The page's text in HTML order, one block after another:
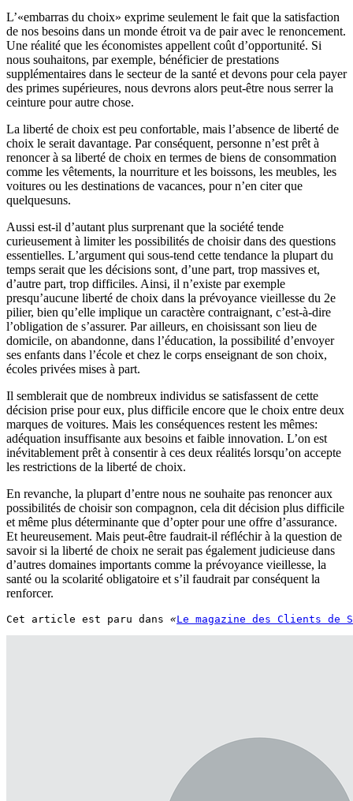
L’«embarras du choix» exprime seulement le fait que la satisfaction
de nos besoins dans un monde étroit va de pair avec le renoncement.
Une réalité que les économistes appellent coût d’opportunité. Si
nous souhaitons, par exemple, bénéficier de prestations
supplémentaires dans le secteur de la santé et devons pour cela payer
des primes supérieures, nous devrons alors peut-être nous serrer la
ceinture pour autre chose.
La liberté de choix est peu confortable, mais l’absence de liberté de
choix le serait davantage. Par conséquent, personne n’est prêt à
renoncer à sa liberté de choix en termes de biens de consommation
comme les vêtements, la nourriture et les boissons, les meubles, les
voitures ou les destinations de vacances, pour n’en citer que
quelquesuns.
Aussi est-il d’autant plus surprenant que la société tende
curieusement à limiter les possibilités de choisir dans des questions
essentielles. L’argument qui sous-tend cette tendance la plupart du
temps serait que les décisions sont, d’une part, trop massives et,
d’autre part, trop difficiles. Ainsi, il n’existe par exemple
presqu’aucune liberté de choix dans la prévoyance vieillesse du 2e
pilier, bien qu’elle implique un caractère contraignant, c’est-à-dire
l’obligation de s’assurer. Par ailleurs, en choisissant son lieu de
domicile, on abandonne, dans l’éducation, la possibilité d’envoyer
ses enfants dans l’école et chez le corps enseignant de son choix,
écoles privées mises à part.
Il semblerait que de nombreux individus se satisfassent de cette
décision prise pour eux, plus difficile encore que le choix entre deux
marques de voitures. Mais les conséquences restent les mêmes:
adéquation insuffisante aux besoins et faible innovation. L’on est
inévitablement prêt à consentir à ces deux réalités lorsqu’on accepte
les restrictions de la liberté de choix.
En revanche, la plupart d’entre nous ne souhaite pas renoncer aux
possibilités de choisir son compagnon, cela dit décision plus difficile
et même plus déterminante que d’opter pour une offre d’assurance.
Et heureusement. Mais peut-être faudrait-il réfléchir à la question de
savoir si la liberté de choix ne serait pas également judicieuse dans
d’autres domaines importants comme la prévoyance vieillesse, la
santé ou la scolarité obligatoire et s’il faudrait par conséquent la
renforcer.
Cet article est paru dans «Le magazine des Clients de